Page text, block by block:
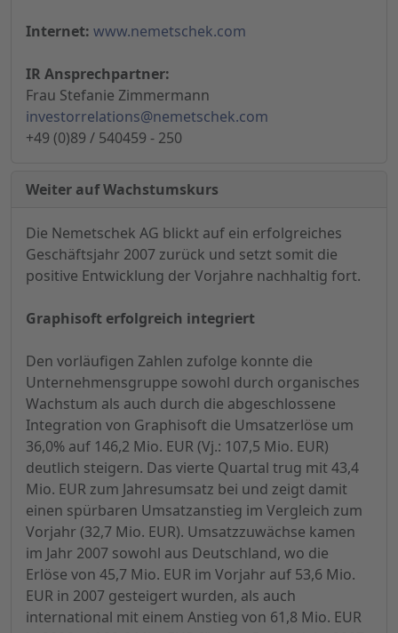
Internet: www.nemetschek.com
IR Ansprechpartner:
Frau Stefanie Zimmermann
investorrelations@nemetschek.com
+49 (0)89 / 540459 - 250
Weiter auf Wachstumskurs
Die Nemetschek AG blickt auf ein erfolgreiches
Geschäftsjahr 2007 zurück und setzt somit die
positive Entwicklung der Vorjahre nachhaltig fort.
Graphisoft erfolgreich integriert
Den vorläufigen Zahlen zufolge konnte die
Unternehmensgruppe sowohl durch organisches
Wachstum als auch durch die abgeschlossene
Integration von Graphisoft die Umsatzerlöse um
36,0% auf 146,2 Mio. EUR (Vj.: 107,5 Mio. EUR)
deutlich steigern. Das vierte Quartal trug mit 43,4
Mio. EUR zum Jahresumsatz bei und zeigt damit
einen spürbaren Umsatzanstieg im Vergleich zum
Vorjahr (32,7 Mio. EUR). Umsatzzuwächse kamen
im Jahr 2007 sowohl aus Deutschland, wo die
Erlöse von 45,7 Mio. EUR im Vorjahr auf 53,6 Mio.
EUR in 2007 gesteigert wurden, als auch
international mit einem Anstieg von 61,8 Mio. EUR